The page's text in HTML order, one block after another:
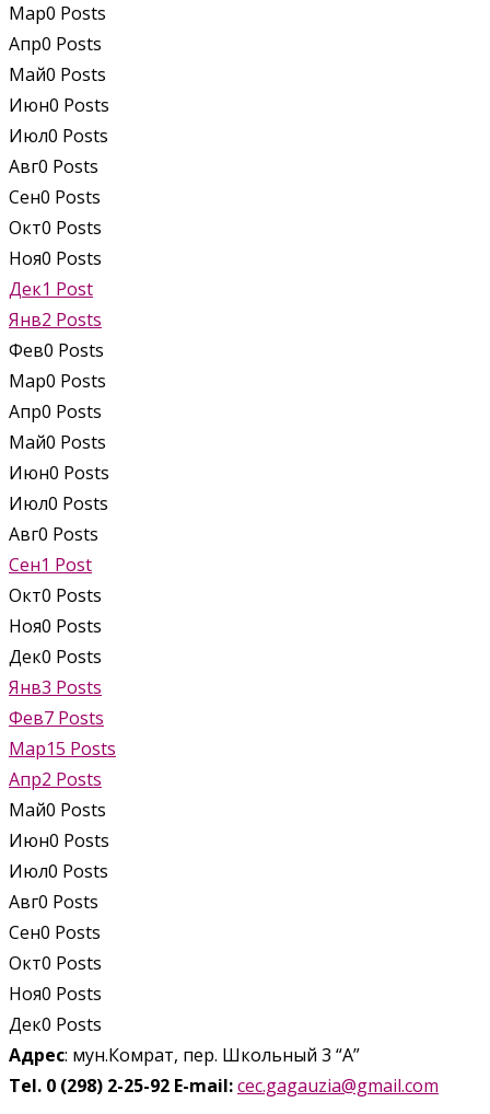
Мар0 Posts
Апр0 Posts
Май0 Posts
Июн0 Posts
Июл0 Posts
Авг0 Posts
Сен0 Posts
Окт0 Posts
Ноя0 Posts
Дек1 Post
Янв2 Posts
Фев0 Posts
Мар0 Posts
Апр0 Posts
Май0 Posts
Июн0 Posts
Июл0 Posts
Авг0 Posts
Сен1 Post
Окт0 Posts
Ноя0 Posts
Дек0 Posts
Янв3 Posts
Фев7 Posts
Мар15 Posts
Апр2 Posts
Май0 Posts
Июн0 Posts
Июл0 Posts
Авг0 Posts
Сен0 Posts
Окт0 Posts
Ноя0 Posts
Дек0 Posts
Адрес: мун.Комрат, пер. Школьный 3 “А”
Tel. 0 (298) 2-25-92 E-mail:cec.gagauzia@gmail.com